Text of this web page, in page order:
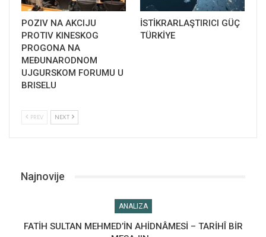
POZIV NA AKCIJU
PROTIV KINESKOG
PROGONA NA
MEĐUNARODNOM
UJGURSKOM FORUMU U
BRISELU
İSTİKRARLAŞTIRICI GÜÇ
TÜRKİYE
PREV NEXT
Najnovije
ANALIZA
FATİH SULTAN MEHMED’İN AHİDNÂMESİ – TARİHÎ BİR